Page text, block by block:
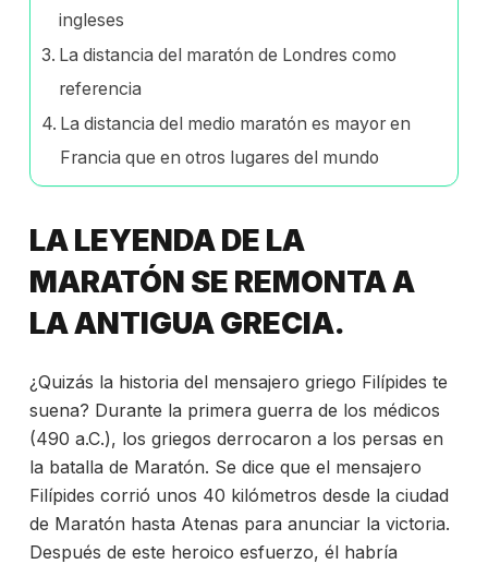
ingleses
La distancia del maratón de Londres como
referencia
La distancia del medio maratón es mayor en
Francia que en otros lugares del mundo
LA LEYENDA DE LA
MARATÓN SE REMONTA A
LA ANTIGUA GRECIA.
¿Quizás la historia del mensajero griego Filípides te
suena? Durante la primera guerra de los médicos
(490 a.C.), los griegos derrocaron a los persas en
la batalla de Maratón. Se dice que el mensajero
Filípides corrió unos 40 kilómetros desde la ciudad
de Maratón hasta Atenas para anunciar la victoria.
Después de este heroico esfuerzo, él habría